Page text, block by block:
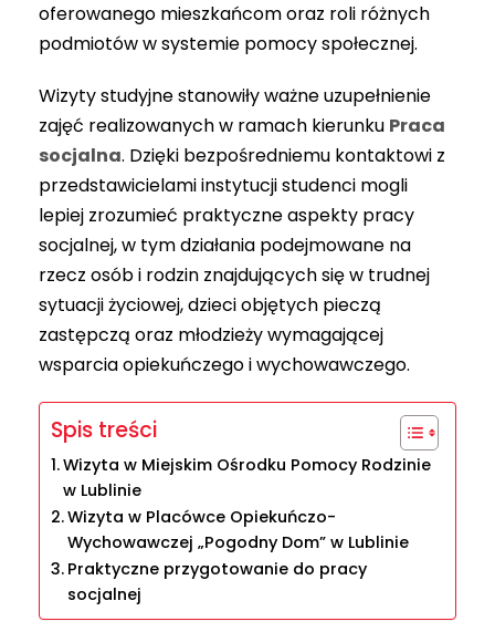
oferowanego mieszkańcom oraz roli różnych
podmiotów w systemie pomocy społecznej.
Wizyty studyjne stanowiły ważne uzupełnienie
zajęć realizowanych w ramach kierunku Praca
socjalna. Dzięki bezpośredniemu kontaktowi z
przedstawicielami instytucji studenci mogli
lepiej zrozumieć praktyczne aspekty pracy
socjalnej, w tym działania podejmowane na
rzecz osób i rodzin znajdujących się w trudnej
sytuacji życiowej, dzieci objętych pieczą
zastępczą oraz młodzieży wymagającej
wsparcia opiekuńczego i wychowawczego.
Spis treści
Wizyta w Miejskim Ośrodku Pomocy Rodzinie
w Lublinie
Wizyta w Placówce Opiekuńczo-
Wychowawczej „Pogodny Dom” w Lublinie
Praktyczne przygotowanie do pracy
socjalnej